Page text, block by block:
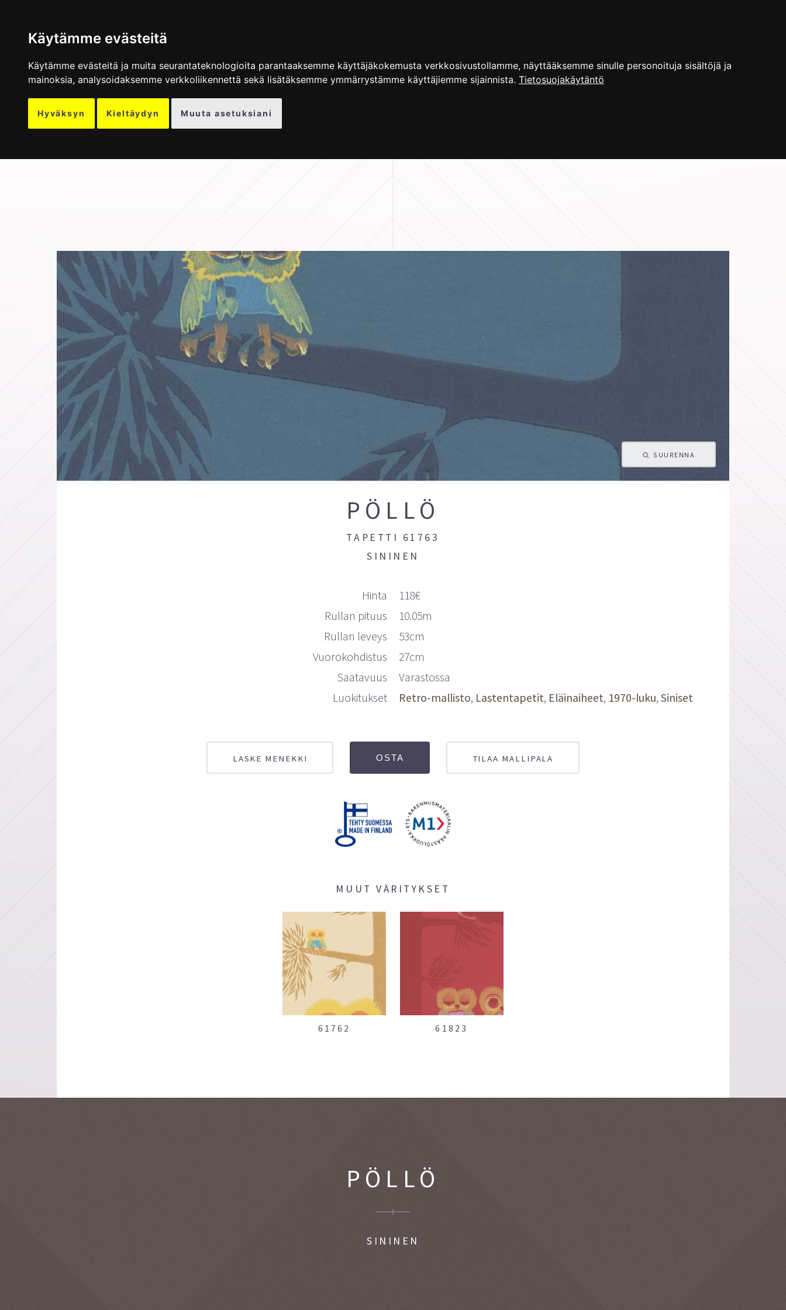
Käytämme evästeitä
Käytämme evästeitä ja muita seurantateknologioita parantaaksemme käyttäjäkokemusta verkkosivustollamme, näyttääksemme sinulle personoituja sisältöjä ja
mainoksia, analysoidaksemme verkkoliikennettä sekä lisätäksemme ymmärrystämme käyttäjiemme sijainnista. Tietosuojakäytäntö
Hyväksyn Kieltäydyn Muuta asetuksiani
SUURENNA
PÖLLÖ
TAPETTI 61763
SININEN
Hinta
118€
Rullan pituus
10.05m
Rullan leveys
53cm
Vuorokohdistus
27cm
Saatavuus
Varastossa
Luokitukset
Retro-mallisto Lastentapetit Eläinaiheet 1970-luku Siniset
LASKE MENEKKI OSTA TILAA MALLIPALA
MUUT VÄRITYKSET
61762 61823
PÖLLÖ
SININEN